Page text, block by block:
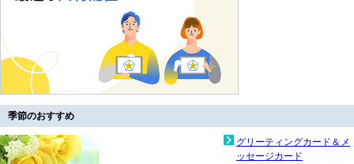
季節のおすすめ
グリーティングカード＆メ
ッセージカード